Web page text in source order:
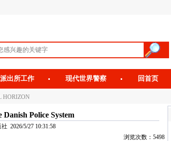
派出所工作 现代世界警察 回首页
HORIZON
Police System
2026/5/27 10:31:58
浏览次数：5498